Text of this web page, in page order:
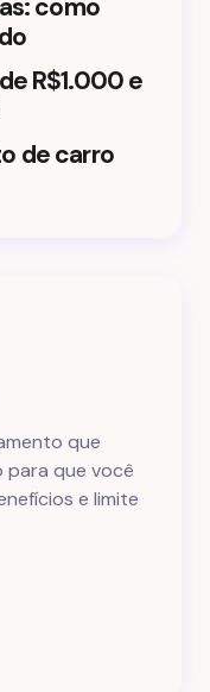
navegador para
como
R$1.000 e
de carro
que
que você
e limite